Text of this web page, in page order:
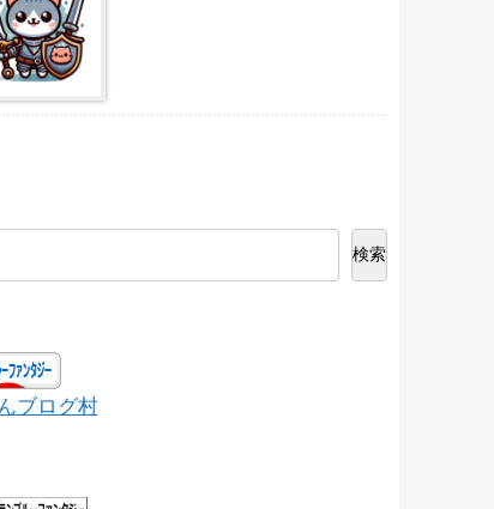
検索
ブログ村